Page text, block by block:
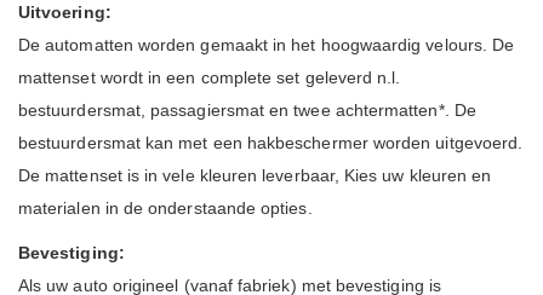
Uitvoering:
De automatten worden gemaakt in het hoogwaardig velours. De
mattenset wordt in een complete set geleverd n.l.
bestuurdersmat, passagiersmat en twee achtermatten*. De
bestuurdersmat kan met een hakbeschermer worden uitgevoerd.
De mattenset is in vele kleuren leverbaar, Kies uw kleuren en
materialen in de onderstaande opties.
Bevestiging:
Als uw auto origineel (vanaf fabriek) met bevestiging is